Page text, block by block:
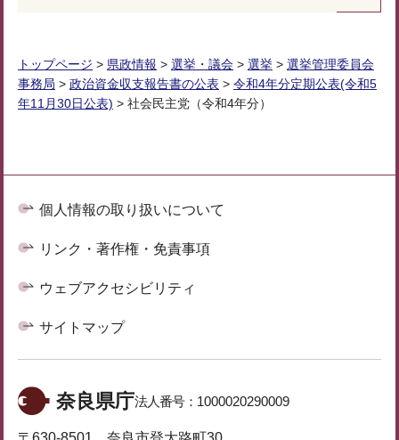
トップページ > 県政情報 > 選挙・議会 > 選挙 > 選挙管理委員会
事務局 > 政治資金収支報告書の公表 > 令和4年分定期公表(令和5
年11月30日公表) > 社会民主党（令和4年分）
個人情報の取り扱いについて
リンク・著作権・免責事項
ウェブアクセシビリティ
サイトマップ
奈良県庁法人番号： 1000020290009